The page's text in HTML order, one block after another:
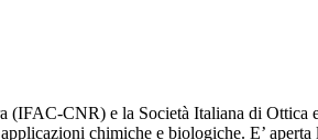
CNR) e la Società Italiana di
chimiche e biologiche. E’